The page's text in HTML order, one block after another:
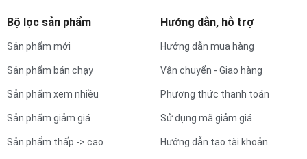
Bộ lọc sản phẩm
Sản phẩm mới
Sản phẩm bán chạy
Sản phẩm xem nhiều
Sản phẩm giảm giá
Sản phẩm thấp -> cao
Hướng dẫn, hỗ trợ
Hướng dẫn mua hàng
Vận chuyển - Giao hàng
Phương thức thanh toán
Sử dụng mã giảm giá
Hướng dẫn tạo tài khoản